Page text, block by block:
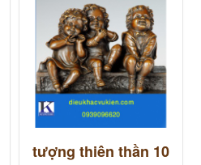
tượng thiên thần 10